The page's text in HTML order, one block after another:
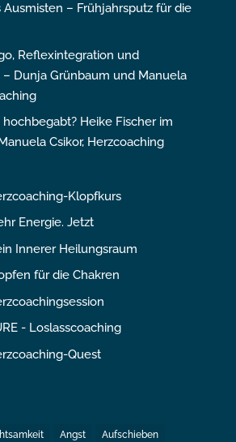
Ausmisten – Frühjahrsputz für die
Reflexintegration und
Dunja Grünbaum und Manuela
Heike Fischer im
Csikor, Herzcoaching
Klopfkurs
Energie. Jetzt
Innerer Heilungsraum
für die Chakren
- Loslasscoaching
Quest
Angst Aufschieben